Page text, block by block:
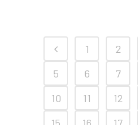
1 2
5
6 7
10
11 12